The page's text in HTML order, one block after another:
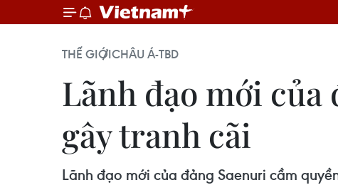
THẾ GIỚICHÂU Á-TBD
Lãnh đạo mới của
gây tranh cãi
Lãnh đạo mới của đảng Saenuri cầm